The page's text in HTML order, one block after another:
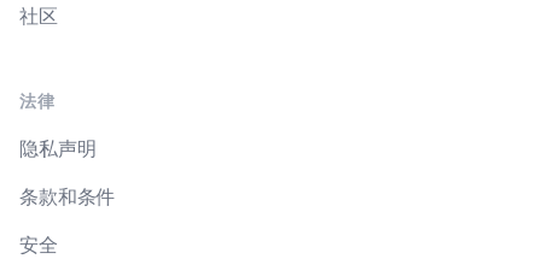
社区
法律
隐私声明
条款和条件
安全